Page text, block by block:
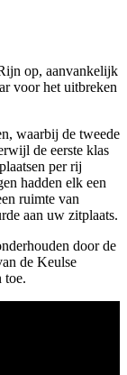
op, aanvankelijk
voor het uitbreken
waarbij de tweede
de eerste klas
per rij
hadden elk een
ruimte van
aan uw zitplaats.
door de
de Keulse
toe.